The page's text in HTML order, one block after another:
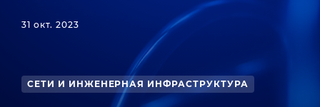
31 окт. 2023
СЕТИ И ИНЖЕНЕРНАЯ ИНФРАСТРУКТУРА